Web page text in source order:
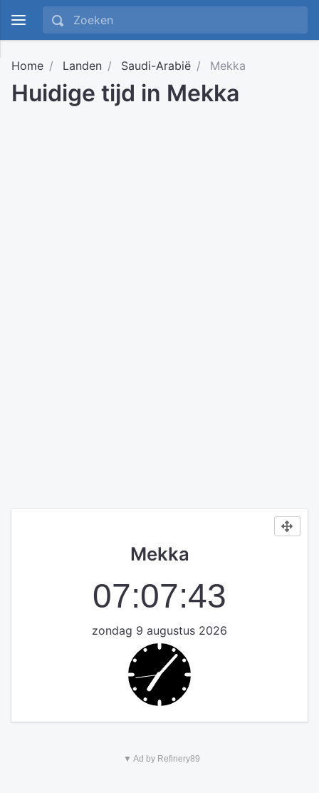
Home Landen Saudi-Arabië Mekka
Huidige tijd in Mekka
Mekka
07:07:44
zondag 9 augustus 2026
▼ Ad by Refinery89